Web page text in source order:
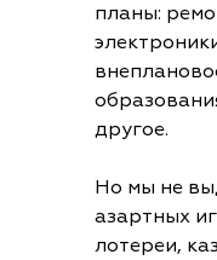
планы:
другое.
Но мы не
азартных
лотереи,